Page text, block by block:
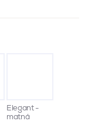
Elegant -
matná